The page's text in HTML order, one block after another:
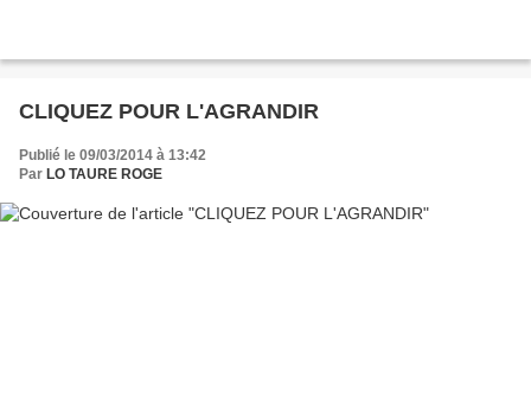
CLIQUEZ POUR L'AGRANDIR
Publié le 09/03/2014 à 13:42
Par LO TAURE ROGE